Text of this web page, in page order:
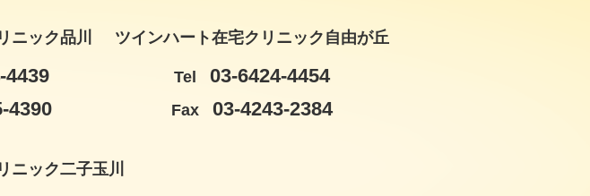
ニック品川
4439
4390
ツインハート在宅クリニック自由が丘
Tel 03-6424-4454
Fax 03-4243-2384
ニック二子玉川